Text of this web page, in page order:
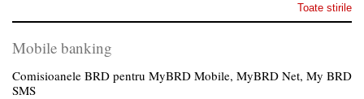
Toate stirile
Mobile banking
Comisioanele BRD pentru MyBRD Mobile, MyBRD Net, My BRD
SMS